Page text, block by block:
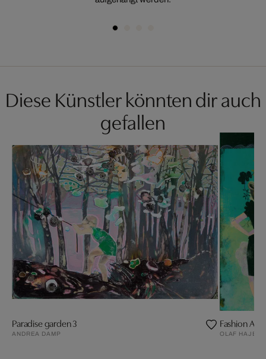
Diese Künstler könnten dir auch
gefallen
Paradise garden 3
ANDREA DAMP
Fashion
OLAF HAJEK